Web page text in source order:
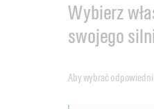
Wybierz
swojego
Aby wybrać